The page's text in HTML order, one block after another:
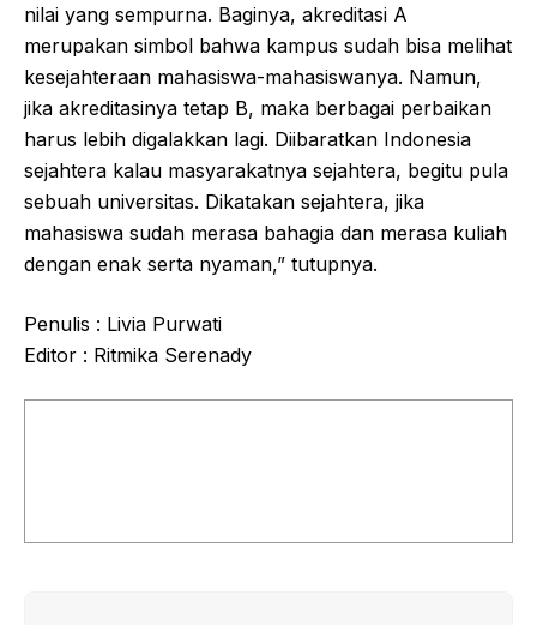
nilai yang sempurna. Baginya, akreditasi A
merupakan simbol bahwa kampus sudah bisa melihat
kesejahteraan mahasiswa-mahasiswanya. Namun,
jika akreditasinya tetap B, maka berbagai perbaikan
harus lebih digalakkan lagi. Diibaratkan Indonesia
sejahtera kalau masyarakatnya sejahtera, begitu pula
sebuah universitas. Dikatakan sejahtera, jika
mahasiswa sudah merasa bahagia dan merasa kuliah
dengan enak serta nyaman,” tutupnya.
Penulis : Livia Purwati
Editor : Ritmika Serenady